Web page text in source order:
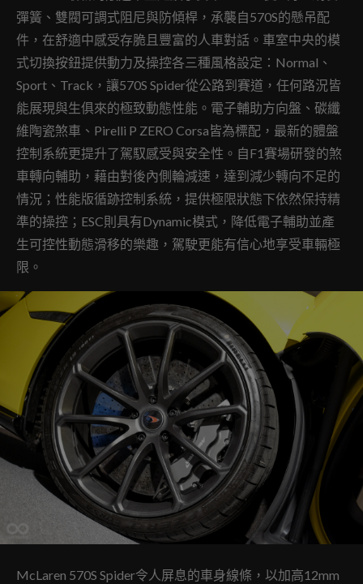
彈簧、雙閥可調式阻尼與防傾桿，承襲自570S的懸吊配
件，在舒適中感受存脆且豐富的人車對話。車室中央的模
式切換按鈕提供動力及操控各三種風格設定：Normal、
Sport、Track，讓570S Spider從公路到賽道，任何路況皆
能展現與生俱來的極致動態性能。電子輔助方向盤、碳纖
維陶瓷煞車、Pirelli P ZERO Corsa皆為標配，最新的體盤
控制系統更提升了駕馭感受與安全性。自F1賽場研發的煞
車轉向輔助，藉由對後內側輪減速，達到減少轉向不足的
情況；性能版循跡控制系統，提供極限狀態下依然保持精
準的操控；ESC則具有Dynamic模式，降低電子輔助並產
生可控性動態滑移的樂趣，駕駛更能有信心地享受車輛極
限。
McLaren 570S Spider令人屏息的車身線條，以加高12mm